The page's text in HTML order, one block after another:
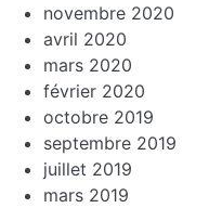
novembre 2020
avril 2020
mars 2020
février 2020
octobre 2019
septembre 2019
juillet 2019
mars 2019